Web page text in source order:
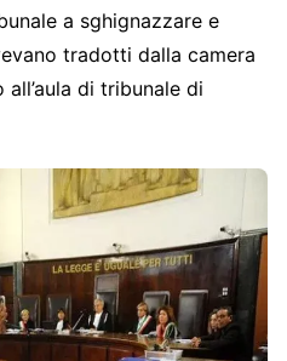
a sghignazzare e
tradotti dalla camera
di tribunale di